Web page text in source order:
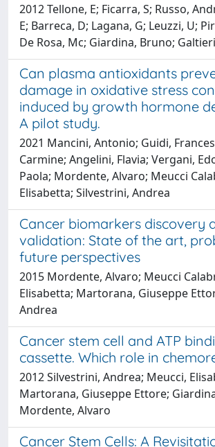
2012 Tellone, E; Ficarra, S; Russo,
E; Barreca, D; Lagana, G; Leuzzi, U;
De Rosa, Mc; Giardina, Bruno;
Can plasma antioxidants
damage in oxidative stress
induced by growth hormone
A pilot study.
2021 Mancini, Antonio; Guidi,
Carmine; Angelini, Flavia; Vergani,
Paola; Mordente, Alvaro; Meucci
Elisabetta; Silvestrini, Andrea
Cancer biomarkers discovery
validation: State of the art,
future perspectives
2015 Mordente, Alvaro; Meucci
Elisabetta; Martorana, Giuseppe
Andrea
Cancer stem cell and ATP
cassette. Which role in
2012 Silvestrini, Andrea; Meucci,
Martorana, Giuseppe Ettore;
Mordente, Alvaro
Cancer Stem Cells: A